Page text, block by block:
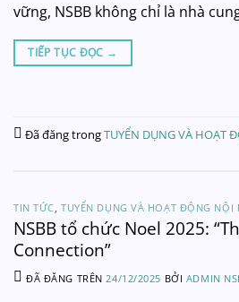
vững, NSBB không chỉ là nhà
TIẾP TỤC ĐỌC →
Đã đăng trongTUYỂN DỤNG VÀ HOẠT
TIN TỨC,TUYỂN DỤNG VÀ HOẠT ĐỘNG NỘI
NSBB tổ chức Noel 2025:
Connection”
ĐÃ ĐĂNG TRÊN24/12/2025 BỞI ADMIN